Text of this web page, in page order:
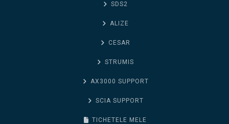
SDS2
ALIZE
CESAR
STRUMIS
AX3000 SUPPORT
SCIA SUPPORT
TICHETELE MELE